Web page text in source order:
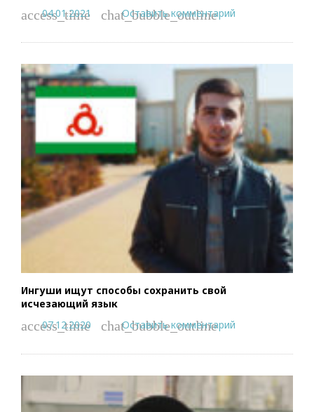
access_time
04.01.2021 chat_bubble_outline
Оставить комментарий
Ингуши ищут способы сохранить свой
исчезающий язык
access_time
07.12.2020 chat_bubble_outline
Оставить комментарий